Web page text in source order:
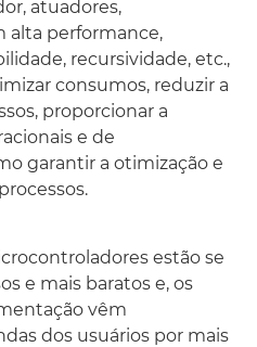
atuadores,
alta performance,
recursividade, etc.,
consumos, reduzir a
proporcionar a
e de
garantir a otimização e
estão se
e mais baratos e, os
vêm
dos usuários por mais